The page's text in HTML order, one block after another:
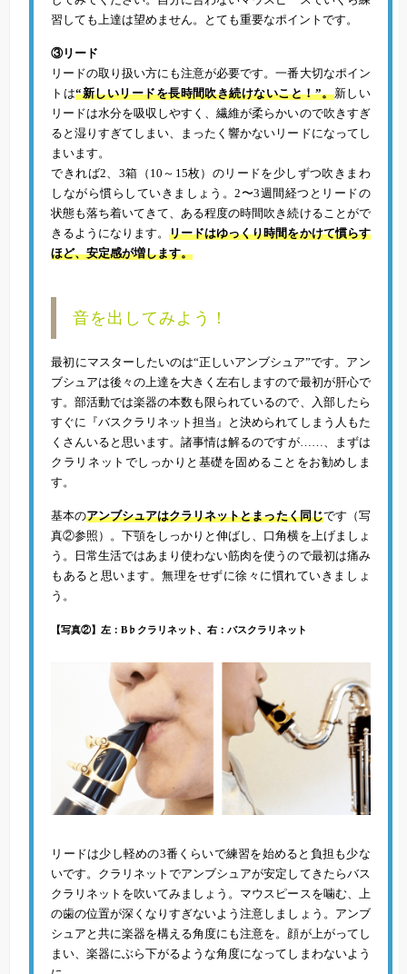
習しても上達は望めません。とても重要なポイントです。
③リード
リードの取り扱い方にも注意が必要です。一番大切なポイン
トは“新しいリードを長時間吹き続けないこと！”。新しい
リードは水分を吸収しやすく、繊維が柔らかいので吹きすぎ
ると湿りすぎてしまい、まったく響かないリードになってし
まいます。
できれば2、3箱（10～15枚）のリードを少しずつ吹きまわ
しながら慣らしていきましょう。2〜3週間経つとリードの
状態も落ち着いてきて、ある程度の時間吹き続けることがで
きるようになります。リードはゆっくり時間をかけて慣らす
ほど、安定感が増します。
音を出してみよう！
最初にマスターしたいのは“正しいアンブシュア”です。アン
ブシュアは後々の上達を大きく左右しますので最初が肝心で
す。部活動では楽器の本数も限られているので、入部したら
すぐに『バスクラリネット担当』と決められてしまう人もた
くさんいると思います。諸事情は解るのですが……、まずは
クラリネットでしっかりと基礎を固めることをお勧めしま
す。
基本のアンブシュアはクラリネットとまったく同じです（写
真②参照）。下顎をしっかりと伸ばし、口角横を上げましょ
う。日常生活ではあまり使わない筋肉を使うので最初は痛み
もあると思います。無理をせずに徐々に慣れていきましょ
う。
【写真②】左：B♭クラリネット、右：バスクラリネット
リードは少し軽めの3番くらいで練習を始めると負担も少な
いです。クラリネットでアンブシュアが安定してきたらバス
クラリネットを吹いてみましょう。マウスピースを噛む、上
の歯の位置が深くなりすぎないよう注意しましょう。アンブ
シュアと共に楽器を構える角度にも注意を。顔が上がってし
まい、楽器にぶら下がるような角度になってしまわないよう